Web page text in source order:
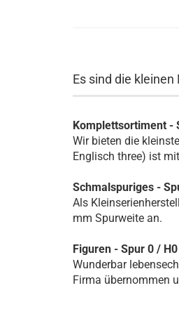
Es sind die
Komplettsortiment -
Wir bieten die
Englisch three) ist
Schmalspuriges -
Als
mm Spurweite an.
Figuren - Spur 0 /
Wunderbar
Firma übernommen